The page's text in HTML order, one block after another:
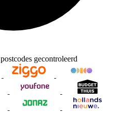
postcodes gecontroleerd